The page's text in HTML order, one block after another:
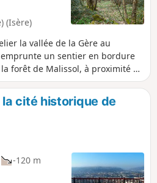
(Isère)
la vallée de la Gère au
un sentier en bordure
forêt de Malissol, à proximité du
parties plus minérales au
Promenade familiale avec un
des chaussures plates et
cité historique de
-120 m